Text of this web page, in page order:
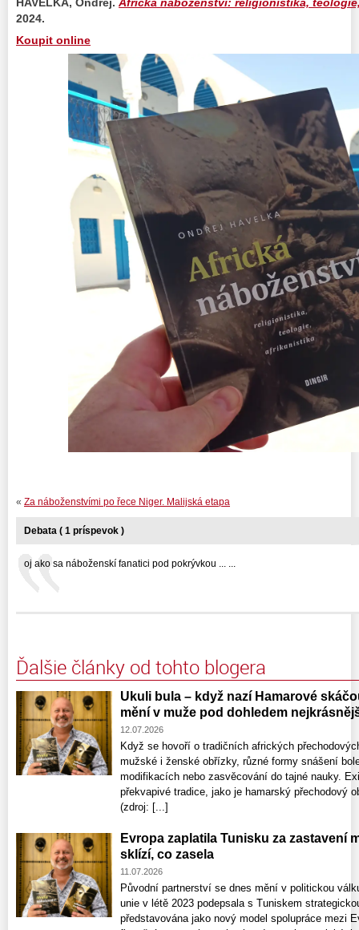
2024.
Koupit online
« Za náboženstvími po řece Niger. Malijská etapa
Debata ( 1 príspevok )
oj ako sa náboženskí fanatici pod pokrývkou ... ...
Ďalšie články od tohto blogera
Ukuli bula – když nazí Hamarové
mění v muže pod dohledem
12.07.2026
Když se hovoří o tradičních afrických
mužské i ženské obřízky, různé formy snášení
modifikacích nebo zasvěcování do tajné nauky.
překvapivé tradice, jako je hamarský přechodový
(zdroj: [...]
Evropa zaplatila Tunisku za zastavení
sklízí, co zasela
11.07.2026
Původní partnerství se dnes mění v politickou
unie v létě 2023 podepsala s Tuniskem
představována jako nový model spolupráce mezi